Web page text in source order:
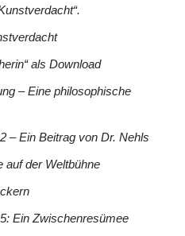
als Download
– Eine philosophische
– Ein Beitrag von Dr. Nehls
auf der Weltbühne
Ein Zwischenresümee